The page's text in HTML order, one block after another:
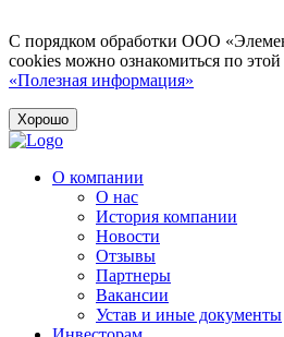
С порядком обработки ООО
cookies можно ознакомиться по этой
«Полезная информация»
Хорошо
О компании
О нас
История компании
Новости
Отзывы
Партнеры
Вакансии
Устав и иные документы